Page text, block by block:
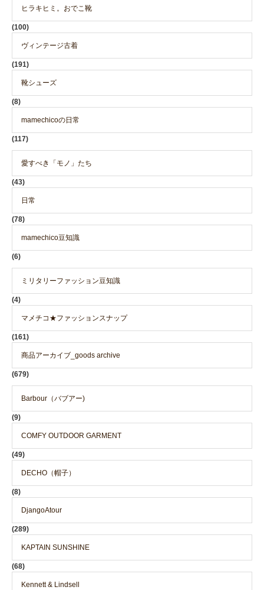
ヒラキヒミ。おでこ靴
(100)
ヴィンテージ古着
(191)
靴シューズ
(8)
mamechicoの日常
(117)
愛すべき「モノ」たち
(43)
日常
(78)
mamechico豆知識
(6)
ミリタリーファッション豆知識
(4)
マメチコ★ファッションスナップ
(161)
商品アーカイブ_goods archive
(679)
Barbour（バブアー)
(9)
COMFY OUTDOOR GARMENT
(49)
DECHO（帽子）
(8)
DjangoAtour
(289)
KAPTAIN SUNSHINE
(68)
Kennett & Lindsell